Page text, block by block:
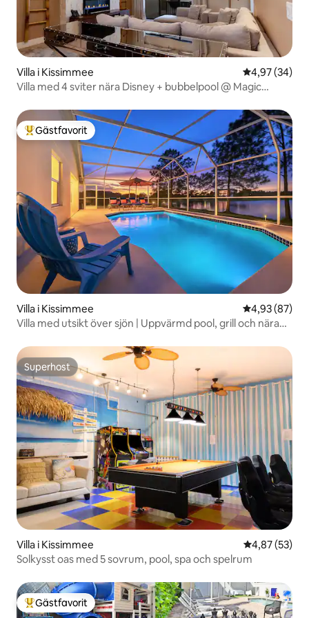
Villa i Kissimmee 4,97 av 5 i
4,97 (34)
Villa med 4 sviter nära Disney + bubbelpool @ Magic
Populär gästfavorit
Gästfavorit
Villa i Kissimmee 4,93 av 5 i
4,93 (87)
Villa med utsikt över sjön | Uppvärmd pool, grill och nära
Superhost
Superhost
Villa i Kissimmee 4,87 av 5 i
4,87 (53)
Solkysst oas med 5 sovrum, pool, spa och spelrum
Populär gästfavorit
Gästfavorit